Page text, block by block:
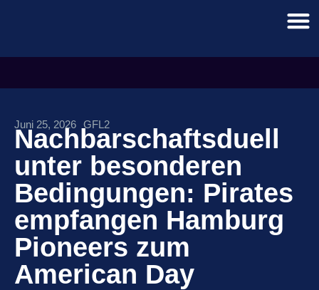
Juni 25, 2026 GFL2
Nachbarschaftsduell
unter besonderen
Bedingungen: Pirates
empfangen Hamburg
Pioneers zum
American Day